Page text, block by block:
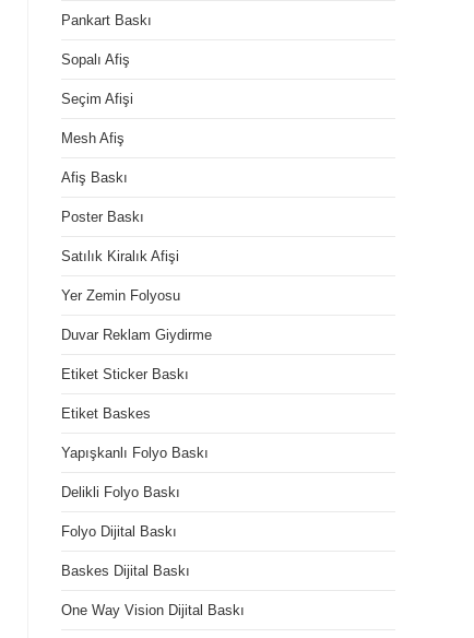
Pankart Baskı
Sopalı Afiş
Seçim Afişi
Mesh Afiş
Afiş Baskı
Poster Baskı
Satılık Kiralık Afişi
Yer Zemin Folyosu
Duvar Reklam Giydirme
Etiket Sticker Baskı
Etiket Baskes
Yapışkanlı Folyo Baskı
Delikli Folyo Baskı
Folyo Dijital Baskı
Baskes Dijital Baskı
One Way Vision Dijital Baskı